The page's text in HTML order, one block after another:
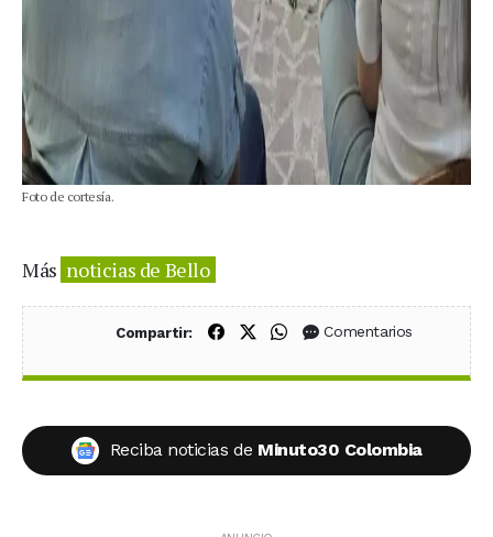
Foto de cortesía.
Más noticias de Bello
Compartir: Compartir en Facebook
Compartir en X (Twitter)
Compartir en WhatsApp
Comentarios
Reciba noticias de Minuto30 Colombia